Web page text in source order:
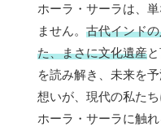
ホーラ・サーラは、
ません。 古代インド
た、まさに文化遺産
を読み解き、未来を
想いが、現代の私た
ホーラ・サーラに触